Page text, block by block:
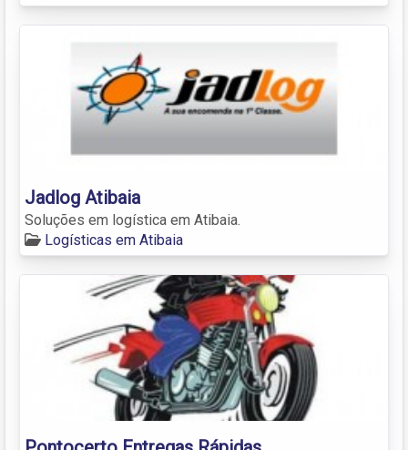
Jadlog Atibaia
Soluções em logística em Atibaia.
Logísticas em Atibaia